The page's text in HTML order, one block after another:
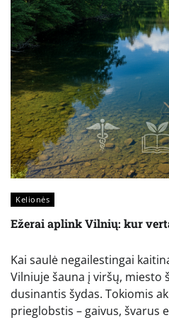
Kelionės
Ežerai aplink Vilnių: kur
Kai saulė negailestingai
Vilniuje šauna į viršų, miesto
dusinantis šydas. Tokiomis
prieglobstis – gaivus, švarus